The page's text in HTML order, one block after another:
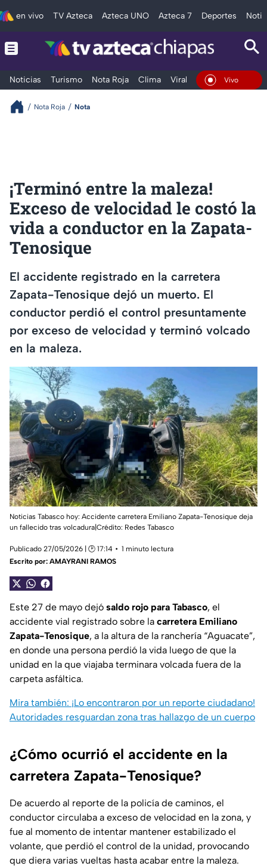
en vivo TV Azteca Azteca UNO Azteca 7 Deportes
Noticias Turismo Nota Roja Clima Viral y Tendencia
En Vivo
Nota Roja Nota
¡Terminó entre la maleza!
Exceso de velocidad le costó la
vida a conductor en la Zapata-
Tenosique
El accidente registrado en la carretera
Zapata-Tenosique dejó un muerto. El
conductor perdió el control presuntamente
por exceso de velocidad y terminó volcado
en la maleza.
Noticias Tabasco hoy: Accidente carretera Emiliano Zapata-Tenosique deja
un fallecido tras volcadura|Crédito: Redes Tabasco
Publicado 27/05/2026 | 🕑 17:14
1 minuto lectura
Escrito por: AMAYRANI RAMOS
Este 27 de mayo dejó saldo rojo para Tabasco, el
accidente vial registrado sobre la carretera Emiliano
Zapata-Tenosique, a la altura de la ranchería “Aguacate”,
en donde una persona perdió la vida luego de que la
unidad en la que viajaba terminara volcada fuera de la
carpeta asfáltica.
Mira también: ¡Lo encontraron por un reporte ciudadano!
Autoridades resguardan zona tras hallazgo de un cuerpo
¿Cómo ocurrió el accidente en la
carretera Zapata-Tenosique?
De acuerdo al reporte de la policía de caminos, el
conductor circulaba a exceso de velocidad en la zona, y
fue al momento de intentar mantener estabilizado el
volante, que perdió el control de la unidad, provocando
que diera varias vueltas hasta acabar entre la maleza.